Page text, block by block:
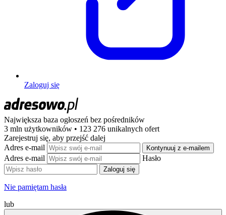
Zaloguj się
Największa baza ogłoszeń bez pośredników
3 mln użytkowników • 123 276 unikalnych ofert
Zarejestruj się, aby przejść dalej
Adres e-mail
Kontynuuj z e-mailem
Adres e-mail Hasło
Zaloguj się
Nie pamiętam hasła
lub